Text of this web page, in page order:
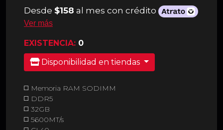
Desde $158 al mes con crédito
Ver más
EXISTENCIA: 0
Disponibilidad en tiendas
◻️ Memoria RAM SODIMM
◻️ DDR5
◻️ 32GB
◻️ 5600MT/s